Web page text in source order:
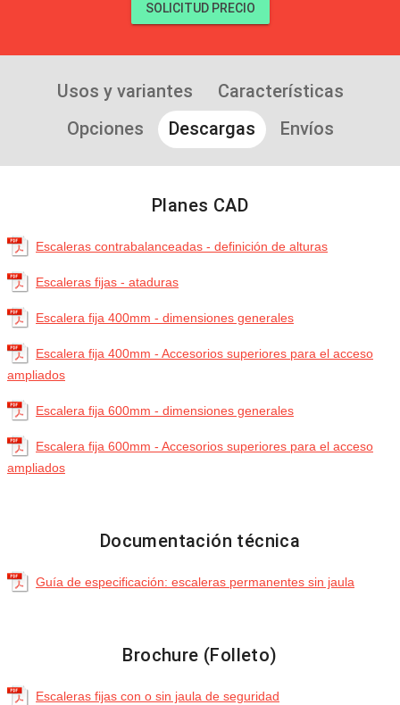
SOLICITUD PRECIO
Usos y variantes
Características
Opciones
Descargas Envíos
Planes CAD
Escaleras contrabalanceadas - definición de alturas
Escaleras fijas - ataduras
Escalera fija 400mm - dimensiones generales
Escalera fija 400mm - Accesorios superiores para el acceso
ampliados
Escalera fija 600mm - dimensiones generales
Escalera fija 600mm - Accesorios superiores para el acceso
ampliados
Documentación técnica
Guía de especificación: escaleras permanentes sin jaula
Brochure (Folleto)
Escaleras fijas con o sin jaula de seguridad